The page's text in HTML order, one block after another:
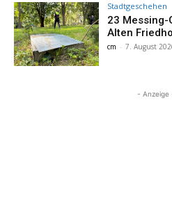
Stadtgeschehen
23
Alten
cm - 7. August
- Anzeige